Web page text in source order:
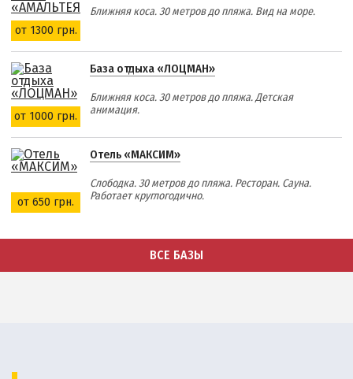
от 1300 грн.
Ближняя коса. 30 метров до пляжа. Вид на море.
от 1000 грн.
База отдыха «ЛОЦМАН»
Ближняя коса. 30 метров до пляжа. Детская
анимация.
от 650 грн.
Отель «МАКСИМ»
Слободка. 30 метров до пляжа. Ресторан. Сауна.
Работает круглогодично.
ВСЕ БАЗЫ